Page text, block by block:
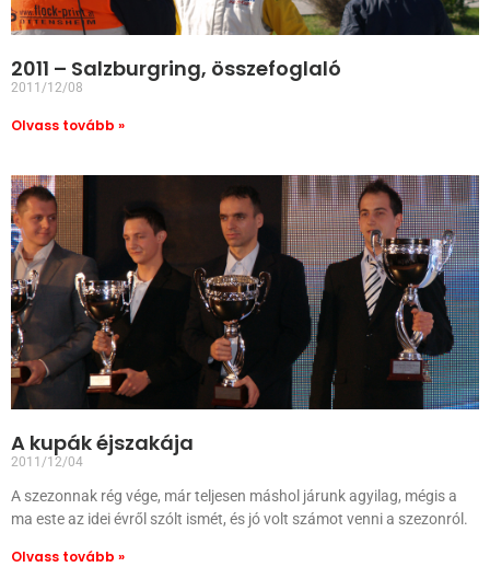
2011 – Salzburgring, összefoglaló
2011/12/08
Olvass tovább »
A kupák éjszakája
2011/12/04
A szezonnak rég vége, már teljesen máshol járunk agyilag, mégis a
ma este az idei évről szólt ismét, és jó volt számot venni a szezonról.
Olvass tovább »